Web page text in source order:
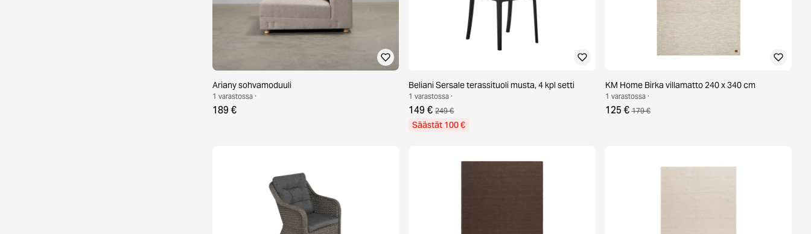
Ariany sohvamoduuli
1 varastossa ·
189 €
Beliani Sersale terassituoli musta, 4 kpl setti
1 varastossa ·
149 € 249 €
Säästät 100 €
KM Home Birka villamatto 240 x 340 cm
1 varastossa ·
125 € 179 €